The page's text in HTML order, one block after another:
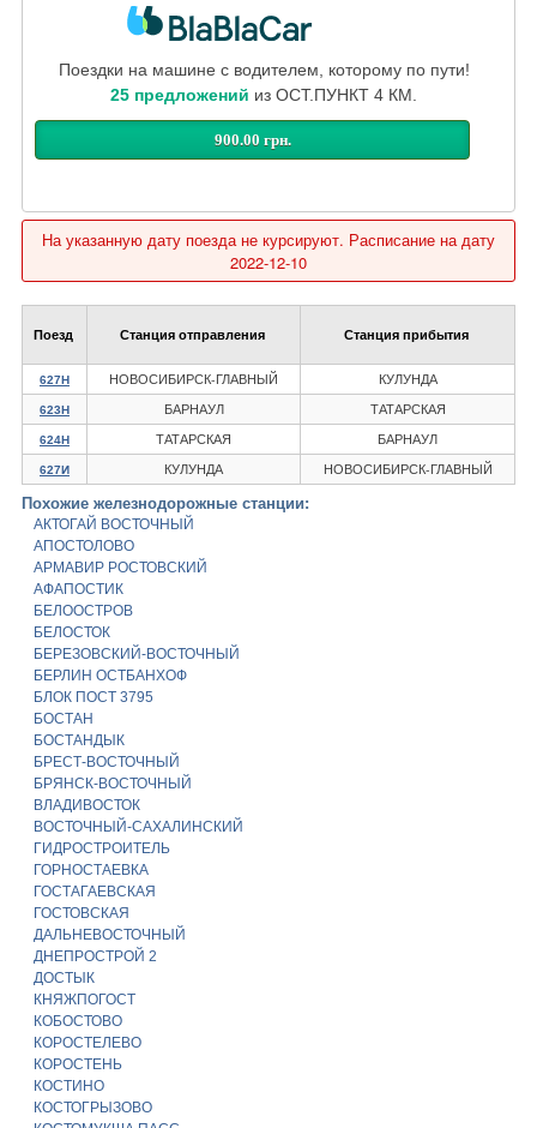
Поездки на машине с водителем, которому по пути!
25 предложений из ОСТ.ПУНКТ 4 КМ.
900.00 грн.
На указанную дату поезда не курсируют. Расписание на дату
2022-12-10
Поезд Станция отправления Станция прибытия
627Н НОВОСИБИРСК-ГЛАВНЫЙ КУЛУНДА
623Н БАРНАУЛ ТАТАРСКАЯ
624Н ТАТАРСКАЯ БАРНАУЛ
627И КУЛУНДА НОВОСИБИРСК-ГЛАВНЫЙ
Похожие железнодорожные станции:
АКТОГАЙ ВОСТОЧНЫЙ
АПОСТОЛОВО
АРМАВИР РОСТОВСКИЙ
АФАПОСТИК
БЕЛООСТРОВ
БЕЛОСТОК
БЕРЕЗОВСКИЙ-ВОСТОЧНЫЙ
БЕРЛИН ОСТБАНХОФ
БЛОК ПОСТ 3795
БОСТАН
БОСТАНДЫК
БРЕСТ-ВОСТОЧНЫЙ
БРЯНСК-ВОСТОЧНЫЙ
ВЛАДИВОСТОК
ВОСТОЧНЫЙ-САХАЛИНСКИЙ
ГИДРОСТРОИТЕЛЬ
ГОРНОСТАЕВКА
ГОСТАГАЕВСКАЯ
ГОСТОВСКАЯ
ДАЛЬНЕВОСТОЧНЫЙ
ДНЕПРОСТРОЙ 2
ДОСТЫК
КНЯЖПОГОСТ
КОБОСТОВО
КОРОСТЕЛЕВО
КОРОСТЕНЬ
КОСТИНО
КОСТОГРЫЗОВО